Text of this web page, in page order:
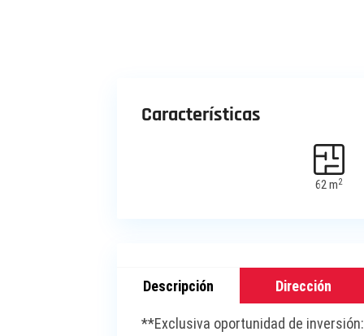
Características
62 m2
Descripción Dirección
**Exclusiva oportunidad de inversión: